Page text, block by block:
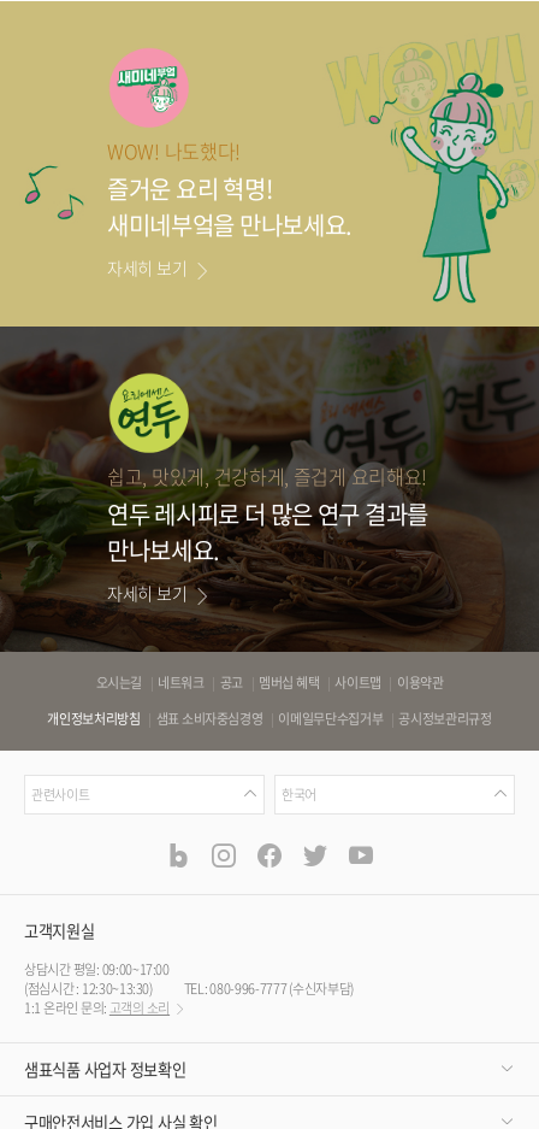
WOW! 나도했다!
즐거운 요리 혁명!
새미네부엌을 만나보세요.
자세히 보기
쉽고, 맛있게, 건강하게, 즐겁게 요리해요!
연두 레시피로더 많은 연구 결과를
만나보세요.
자세히 보기
오시는길 네트워크 공고 멤버십 혜택 사이트맵
이용약관
개인정보처리방침
샘표 소비자중심경영 이메일무단수집거부 공시정보관리규정
관
련
관련사이트
언
어
한국어
널
blog instagramfacebook
twitter
고객지원실
상담시간 평일: 09:00~17:00
(점심시간 : 12:30~13:30)
TEL: 080-996-7777 (수신자부담)
1:1 온라인 문의: 고객의 소리
샘표식품 사업자 정보확인
구매안전서비스 가입 사실 확인